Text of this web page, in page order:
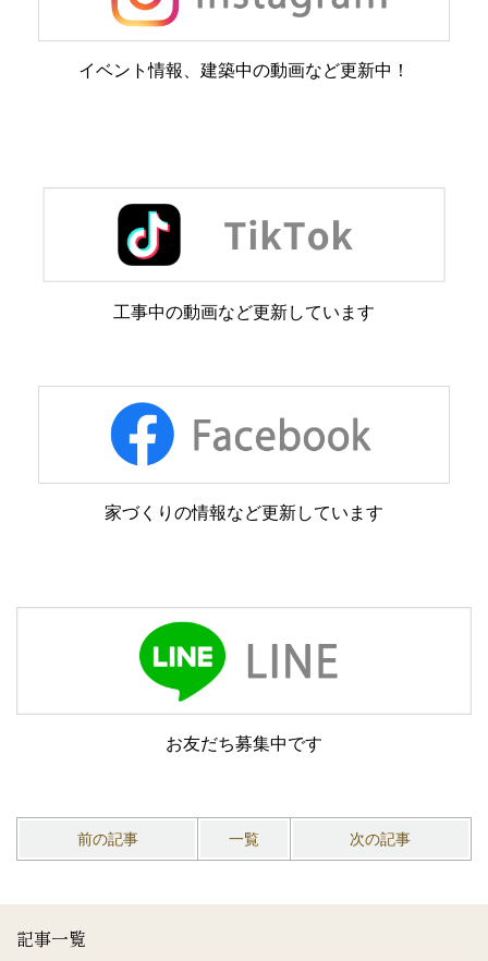
イベント情報、建築中の動画など更新中！
工事中の動画など更新しています
家づくりの情報など更新しています
お友だち募集中です
前の記事 一覧 次の記事
記事一覧